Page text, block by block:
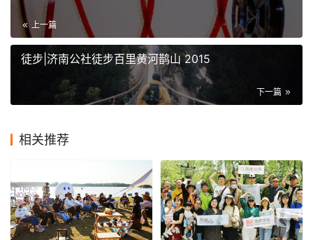
上一篇
徒步|济南公社徒步百里黄河鹊山 2015
下一篇
相关推荐